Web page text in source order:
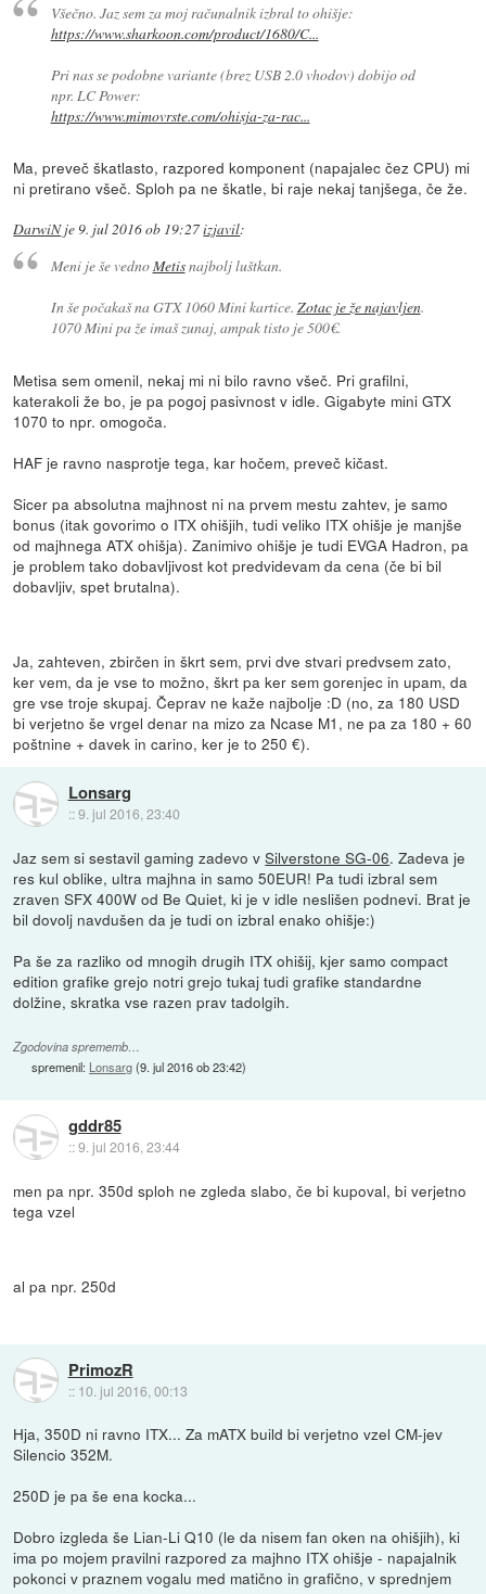
Všečno. Jaz sem za moj računalnik izbral to ohišje:
https://www.sharkoon.com/product/1680/C...
Pri nas se podobne variante (brez USB 2.0 vhodov) dobijo od
npr. LC Power:
https://www.mimovrste.com/ohisja-za-rac...
Ma, preveč škatlasto, razpored komponent (napajalec čez CPU) mi
ni pretirano všeč. Sploh pa ne škatle, bi raje nekaj tanjšega, če že.
DarwiNje9. jul 2016 ob 19:27izjavil:
Meni je še vednoMetisnajbolj luštkan.
In še počakaš na GTX 1060 Mini kartice. Zotac je že najavljen.
1070 Mini pa že imaš zunaj, ampak tisto je 500€.
Metisa sem omenil, nekaj mi ni bilo ravno všeč. Pri grafilni,
katerakoli že bo, je pa pogoj pasivnost v idle. Gigabyte mini GTX
1070 to npr. omogoča.
HAF je ravno nasprotje tega, kar hočem, preveč kičast.
Sicer pa absolutna majhnost ni na prvem mestu zahtev, je samo
bonus (itak govorimo o ITX ohišjih, tudi veliko ITX ohišje je manjše
od majhnega ATX ohišja). Zanimivo ohišje je tudi EVGA Hadron, pa
je problem tako dobavljivost kot predvidevam da cena (če bi bil
dobavljiv, spet brutalna).
Ja, zahteven, zbirčen in škrt sem, prvi dve stvari predvsem zato,
ker vem, da je vse to možno, škrt pa ker sem gorenjec in upam, da
gre vse troje skupaj. Čeprav ne kaže najbolje :D (no, za 180 USD
bi verjetno še vrgel denar na mizo za Ncase M1, ne pa za 180 + 60
poštnine + davek in carino, ker je to 250 €).
Lonsarg
::9. jul 2016, 23:40
Jaz sem si sestavil gaming zadevo vSilverstone SG-06. Zadeva je
res kul oblike, ultra majhna in samo 50EUR! Pa tudi izbral sem
zraven SFX 400W od Be Quiet, ki je v idle neslišen podnevi. Brat je
bil dovolj navdušen da je tudi on izbral enako ohišje:)
Pa še za razliko od mnogih drugih ITX ohišij, kjer samo compact
edition grafike grejo notri grejo tukaj tudi grafike standardne
dolžine, skratka vse razen prav tadolgih.
Zgodovina sprememb…
spremenil: Lonsarg(9. jul 2016 ob 23:42)
gddr85
::9. jul 2016, 23:44
men pa npr. 350d sploh ne zgleda slabo, če bi kupoval, bi verjetno
tega vzel
al pa npr. 250d
PrimozR
:: 10. jul 2016, 00:13
Hja, 350D ni ravno ITX... Za mATX build bi verjetno vzel CM-jev
Silencio 352M.
250D je pa še ena kocka...
Dobro izgleda še Lian-Li Q10 (le da nisem fan oken na ohišjih), ki
ima po mojem pravilni razpored za majhno ITX ohišje - napajalnik
pokonci v praznem vogalu med matično in grafično, v sprednjem